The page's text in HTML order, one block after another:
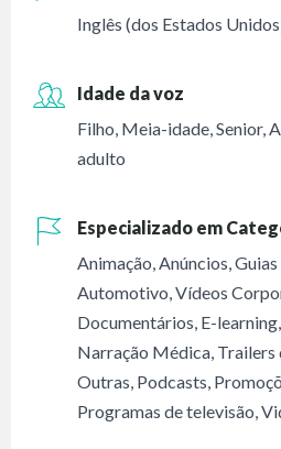
Inglês (dos Estados
Idade da voz
Filho, Meia-idade,Senior,
adulto
Especializado em
Animação,Anúncios,
Automotivo,Vídeos
Documentários, E-learning,
Narração Médica, Trailers
Outras, Podcasts,
Programas de televisão,